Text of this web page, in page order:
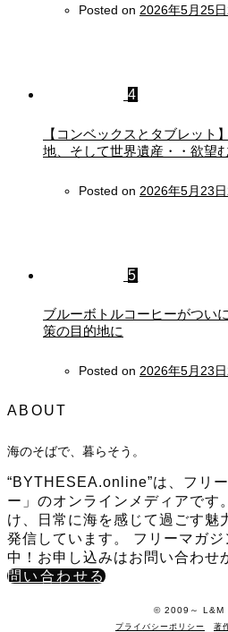
Posted on 2026年5月25日
4
【コンベックスとタブレット
地、そして世界遺産・・欲望
Posted on 2026年5月23日
5
ブルーボトルコーヒーがつい
策の目的地に
Posted on 2026年5月23日
ABOUT
海のそばで、暮らそう。
“BYTHESEA.online”は、フリ
ー」のオンラインメディアです
け、日常に海を感じて過ごす魅
発信しています。 フリーマガ
中！お申し込みはお問い合わせ
問い合わせる
©️ 2009～ L&M
プライバシーポリシー 著